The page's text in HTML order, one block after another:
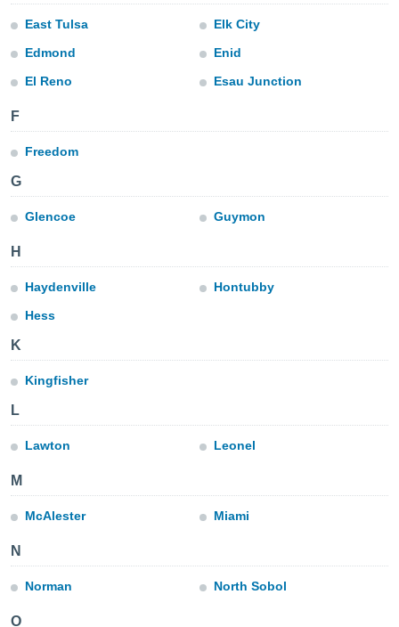
la
sean
análisis
así como
en
más
nuestra
y
disponible
CONTINUAR
CONFIGURACIÓN
East Tulsa
Edmond
El Reno
Elk City
Enid
Esau Junction
F
Freedom
G
Glencoe Guymon
H
Haydenville
Hess
Hontubby
K
Kingfisher
L
Lawton Leonel
M
McAlester Miami
N
Norman North Sobol
O